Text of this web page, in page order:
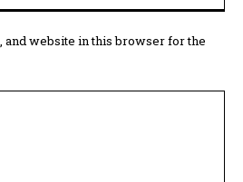
and website in this browser for the